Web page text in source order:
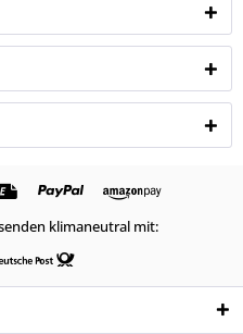
klimaneutral mit: